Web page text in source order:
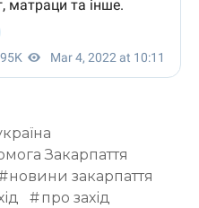
Закарпаття
новини закарпаття
про захід